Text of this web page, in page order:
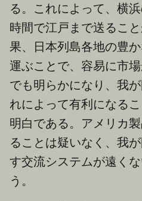
る。これによって、横
時間で江戸まで送るこ
果、日本列島各地の豊
運ぶことで、容易に市
でも明らかになり、我
れによって有利になる
明白である。アメリカ
ることは疑いなく、我
す交流システムが遠く
う。